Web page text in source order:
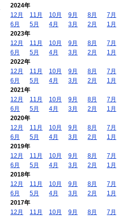
2024年
12月
11月 10月 9月 8月
7月
6月
5月 4月 3月 2月
1月
2023年
12月
11月 10月 9月 8月
7月
6月
5月 4月 3月 2月
1月
2022年
12月
11月 10月 9月 8月
7月
6月
5月 4月 3月 2月
1月
2021年
12月
11月 10月 9月 8月
7月
6月
5月 4月 3月 2月
1月
2020年
12月
11月 10月 9月 8月
7月
6月
5月 4月 3月 2月
1月
2019年
12月
11月 10月 9月 8月
7月
6月
5月 4月 3月 2月
1月
2018年
12月
11月 10月 9月 8月
7月
6月
5月 4月 3月 2月
1月
2017年
12月
11月 10月 9月 8月
7月